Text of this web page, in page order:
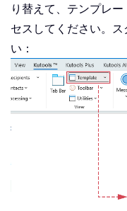
り替えて、テンプレ
セスしてください。
い：